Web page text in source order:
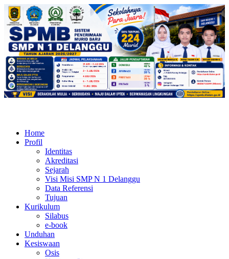
Home
Profil
Identitas
Akreditasi
Sejarah
Visi Misi SMP N 1 Delanggu
Data Referensi
Tujuan
Kurikulum
Silabus
e-book
Unduhan
Kesiswaan
Osis